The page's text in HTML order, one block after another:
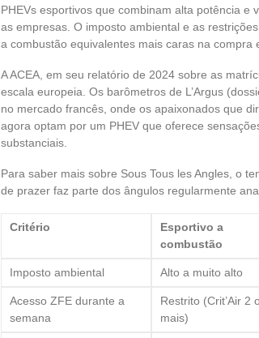
PHEVs esportivos que combinam alta potência e
as empresas. O imposto ambiental e as
a combustão equivalentes mais caras na compra
A ACEA, em seu relatório de 2024 sobre as
escala europeia. Os barômetros de L’Argus
no mercado francês, onde os apaixonados que
agora optam por um PHEV que oferece
substanciais.
Para saber mais sobre Sous Tous les Angles, o
de prazer faz parte dos ângulos regularmente
Critério
Esportivo a
combustão
Imposto ambiental Alto a muito alto
Acesso ZFE durante a
semana
Restrito (Crit’Air 2
mais)